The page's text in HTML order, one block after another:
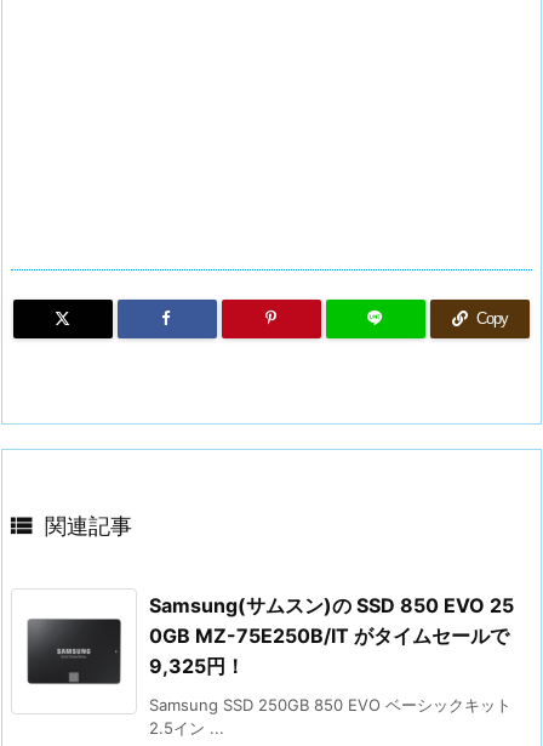
Copy
 関連記事
Samsung(サムスン)の SSD 850 EVO 25
0GB MZ-75E250B/IT がタイムセールで
9,325円！
Samsung SSD 250GB 850 EVO ベーシックキット
2.5イン ...